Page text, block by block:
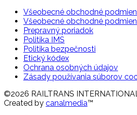
Všeobecné obchodné
Všeobecné obchodné
Prepravný poriadok
Politika IMS
Politika bezpečnosti
Etický kódex
Ochrana osobných údajov
Zásady používania súborov
©2026 RAILTRANS
Created by canalmedia™